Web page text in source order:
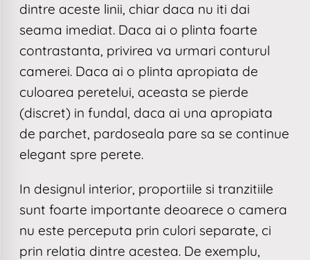
dintre aceste linii, chiar daca nu iti dai
seama imediat. Daca ai o plinta foarte
contrastanta, privirea va urmari conturul
camerei. Daca ai o plinta apropiata de
culoarea peretelui, aceasta se pierde
(discret) in fundal, daca ai una apropiata
de parchet, pardoseala pare sa se continue
elegant spre perete.
In designul interior, proportiile si tranzitiile
sunt foarte importante deoarece o camera
nu este perceputa prin culori separate, ci
prin relatia dintre acestea. De exemplu,